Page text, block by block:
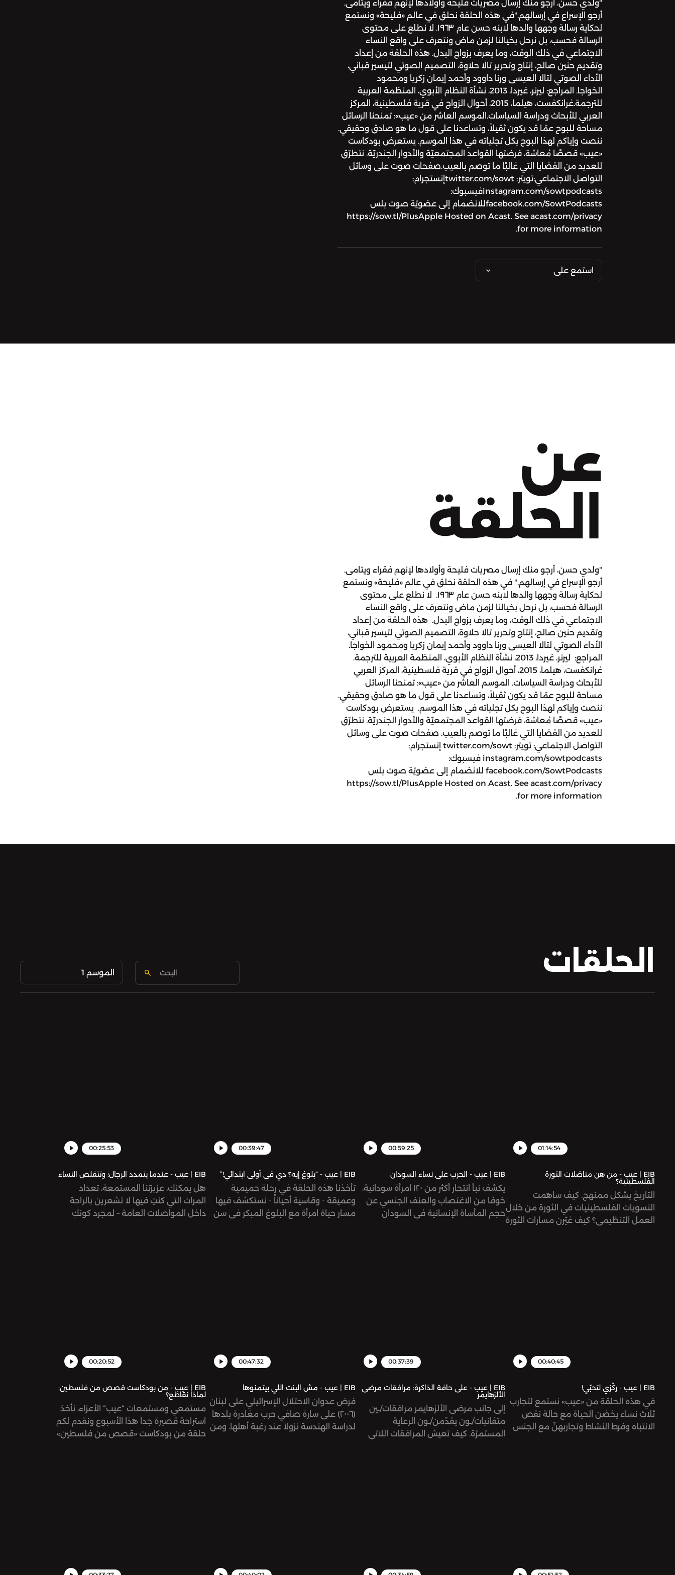
"ولدي حسن، أرجو منك إرسال مصريات فليحة وأولادها لإنهم فقراء ويتامى.
أرجو الإسراع في إرسالهم."في هذه الحلقة نحلق في عالم «فليحة» ونستمع
لحكاية رسالة وجهها والدها لابنه حسن عام ١٩٦٣. لا نطلع على محتوى
الرسالة فحسب، بل نرحل بخيالنا لزمن ماض ونتعرف على واقع النساء
الاجتماعي في ذلك الوقت، وما يعرف بزواج البدل. هذه الحلقة من إعداد
وتقديم حنين صالح، إنتاج وتحرير تالا حلاوة، التصميم الصوتي لتيسير قباني،
الأداء الصوتي لتالا العيسى ورنا داوود وأحمد إيمان زكريا ومحمود
الخواجا. المراجع: ليرنر، غيردا، 2013، نشأة النظام الأبوي، المنظمة العربية
للترجمة.غرانكفست، هيلما، 2015، أحوال الزواج في قرية فلسطينية، المركز
العربي للأبحاث ودراسة السياسات.الموسم العاشر من «عيب»: تمنحنا الرسائل
مساحة للبوح عمّا قد يكون ثقيلاً، وتساعدنا على قول ما هو صادق وحقيقي.
ننصت وإياكم لهذا البوح بكل تجلياته في هذا الموسم. يستعرض بودكاست
«عيب» قصصًا مُعاشة، فرضتها القواعد المجتمعيّة والأدوار الجندريّة. نتطرّق
للعديد من القضايا التي غالبًا ما توصم بالعيب.صفحات صوت على وسائل
التواصل الاجتماعي:تويتر: twitter.com/sowtإنستجرام:
instagram.com/sowtpodcastsفيسبوك:
facebook.com/SowtPodcastsللانضمام إلى عضويّة صوت بلس
https://sow.tl/PlusApple Hosted on Acast. See acast.com/privacy
for more information.
استمع على
عن
الحلقة
"ولدي حسن، أرجو منك إرسال مصريات فليحة وأولادها لإنهم فقراء ويتامى.
أرجو الإسراع في إرسالهم." في هذه الحلقة نحلق في عالم «فليحة» ونستمع
لحكاية رسالة وجهها والدها لابنه حسن عام ١٩٦٣. لا نطلع على محتوى
الرسالة فحسب، بل نرحل بخيالنا لزمن ماض ونتعرف على واقع النساء
الاجتماعي في ذلك الوقت، وما يعرف بزواج البدل. هذه الحلقة من إعداد
وتقديم حنين صالح، إنتاج وتحرير تالا حلاوة، التصميم الصوتي لتيسير قباني،
الأداء الصوتي لتالا العيسى ورنا داوود وأحمد إيمان زكريا ومحمود الخواجا.
المراجع: ليرنر، غيردا، 2013، نشأة النظام الأبوي، المنظمة العربية للترجمة.
غرانكفست، هيلما، 2015، أحوال الزواج في قرية فلسطينية، المركز العربي
للأبحاث ودراسة السياسات. الموسم العاشر من «عيب»: تمنحنا الرسائل
مساحة للبوح عمّا قد يكون ثقيلاً، وتساعدنا على قول ما هو صادق وحقيقي.
ننصت وإياكم لهذا البوح بكل تجلياته في هذا الموسم. يستعرض بودكاست
«عيب» قصصًا مُعاشة، فرضتها القواعد المجتمعيّة والأدوار الجندريّة. نتطرّق
للعديد من القضايا التي غالبًا ما توصم بالعيب. صفحات صوت على وسائل
التواصل الاجتماعي: تويتر: twitter.com/sowt إنستجرام:
instagram.com/sowtpodcasts فيسبوك:
facebook.com/SowtPodcasts للانضمام إلى عضويّة صوت بلس
https://sow.tl/PlusApple Hosted on Acast. See acast.com/privacy
for more information.
الحلقات الموسم 1
01:14:54
EIB | عيب - من هن مناضلات الثورة
الفلسطينية؟
التاريخ بشكل ممنهج. كيف ساهمت
النسويات الفلسطينيات في الثورة من خلال
العمل التنظيمي؟ كيف غيّرن مسارات الثورة
00:59:25
EIB | عيب - الحرب على نساء السودان
يكشف نبأ انتحار أكثر من ١٢٠ امرأة سودانية،
خوفًا من الاغتصاب والعنف الجنسي عن
حجم المأساة الإنسانية في السودان
00:39:47
EIB | عيب - “بلوغ إيه؟ دي في أولى ابتدائي!”
تأخذنا هذه الحلقة في رحلة حميمية
وعميقة - وقاسية أحياناً - نستكشف فيها
مسار حياة امرأة مع البلوغ المبكر في سن
00:25:53
EIB | عيب - عندما يتمدد الرجال؛ وتتقلص النساء
هل يمكنكِ، عزيزتنا المستمعة، تعداد
المرات التي كنتِ فيها لا تشعرين بالراحة
داخل المواصلات العامة – لمجرد كونكِ
00:40:45
EIB | عيب - ركّزي لتحبّي!
في هذه الحلقة من «عيب» نستمع لتجارب
ثلاث نساء يخضن الحياة مع حالة نقص
الانتباه وفرط النشاط وتجاربهنّ مع الجنس
00:37:39
EIB | عيب - على حافة الذاكرة: مرافقات مرضى
الألزهايمر
إلى جانب مرضى الألزهايمر مرافقات/ـين
متفانيات/ـون يقدّمن/ـون الرعاية
المستمرّة. كيف تعيش المرافقات اللاتي
00:47:32
EIB | عيب - مش البنت اللي بيتمنوها
فرض عدوان الاحتلال الإسرائيلي على لبنان
(٢٠٠٦) على سارة صافي حرب مغادرة بلدها
لدراسة الهندسة نزولاً عند رغبة أهلها. ومن
00:20:52
EIB | عيب - من بودكاست قصص من فلسطين:
لماذا نقاطع؟
مستمعي ومستمعات “عيب“ الأعزاء، نأخذ
استراحة قصيرة جداً هذا الأسبوع ونقدم لكم
حلقة من بودكاست «قصص من فلسطين»